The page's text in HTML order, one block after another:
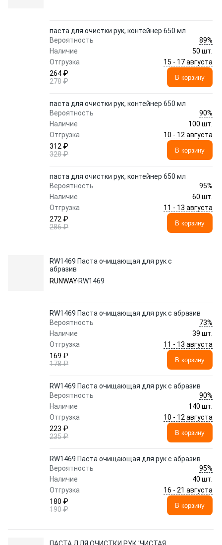
паста для очистки рук, контейнер 650 мл
Вероятность
89%
Наличие
50 шт.
Отгрузка
15 - 17 августа
264 ₽
278 ₽
В корзину
паста для очистки рук, контейнер 650 мл
Вероятность
90%
Наличие
100 шт.
Отгрузка
10 - 12 августа
312 ₽
328 ₽
В корзину
паста для очистки рук, контейнер 650 мл
Вероятность
95%
Наличие
60 шт.
Отгрузка
11 - 13 августа
272 ₽
286 ₽
В корзину
RW1469 Паста очищающая для рук с
абразив
RUNWAY RW1469
RW1469 Паста очищающая для рук с абразив
Вероятность
73%
Наличие
39 шт.
Отгрузка
11 - 13 августа
169 ₽
178 ₽
В корзину
RW1469 Паста очищающая для рук с абразив
Вероятность
90%
Наличие
140 шт.
Отгрузка
10 - 12 августа
223 ₽
235 ₽
В корзину
RW1469 Паста очищающая для рук с абразив
Вероятность
95%
Наличие
40 шт.
Отгрузка
16 - 21 августа
180 ₽
190 ₽
В корзину